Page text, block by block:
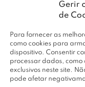
Gerir
de
Para fornecer as
como cookies para
dispositivo. Consentir
processar dados,
exclusivos neste site.
pode afetar